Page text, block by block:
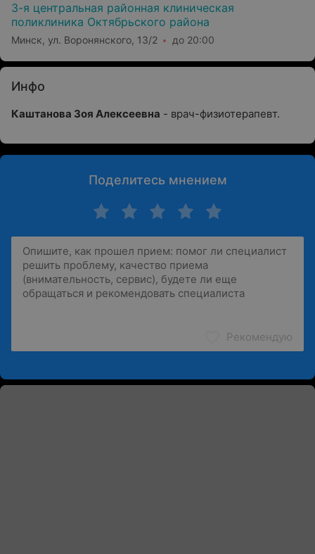
3-я центральная районная клиническая
поликлиника Октябрьского района
Минск, ул. Воронянского, 13/2 до 20:00
Инфо
Каштанова Зоя Алексеевна - врач-физиотерапевт.
Поделитесь мнением
Рекомендую